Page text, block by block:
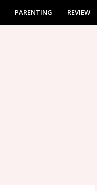
PARENTING REVIEW